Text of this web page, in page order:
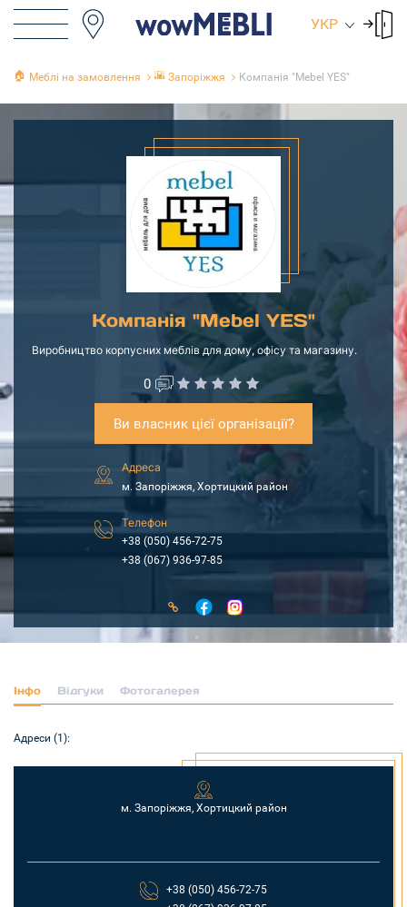
УКР
🏠 Меблі на замовлення 🌇 Запоріжжя Компанія "Мebel YES"
Компанія "Мebel YES"
Виробництво корпусних меблів для дому, офісу та магазину.
0
Ви власник цієї організації?
Адреса
м. Запоріжжя, Хортицкий район
Телефон
+38 (050) 456-72-75
+38 (067) 936-97-85
Інфо Відгуки Фотогалерея
Адреси (1):
м. Запоріжжя, Хортицкий район
+38 (050) 456-72-75